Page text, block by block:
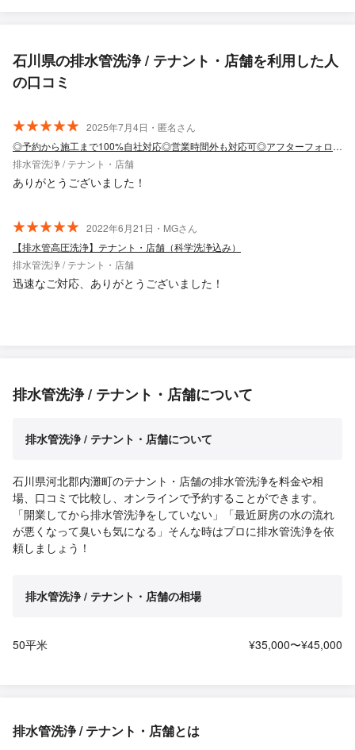
石川県の排水管洗浄 / テナント・店舗を利用した人
の口コミ
2025年7月4日・匿名さん
◎予約から施工まで100%自社対応◎営業時間外も対応可◎アフターフォローも万全
排水管洗浄 / テナント・店舗
ありがとうございました！
2022年6月21日・MGさん
【排水管高圧洗浄】テナント・店舗（科学洗浄込み）
排水管洗浄 / テナント・店舗
迅速なご対応、ありがとうございました！
排水管洗浄 / テナント・店舗について
排水管洗浄 / テナント・店舗について
石川県河北郡内灘町のテナント・店舗の排水管洗浄を料金や相
場、口コミで比較し、オンラインで予約することができます。
「開業してから排水管洗浄をしていない」「最近厨房の水の流れ
が悪くなって臭いも気になる」そんな時はプロに排水管洗浄を依
頼しましょう！
排水管洗浄 / テナント・店舗の相場
50平米 ¥35,000〜¥45,000
排水管洗浄 / テナント・店舗とは